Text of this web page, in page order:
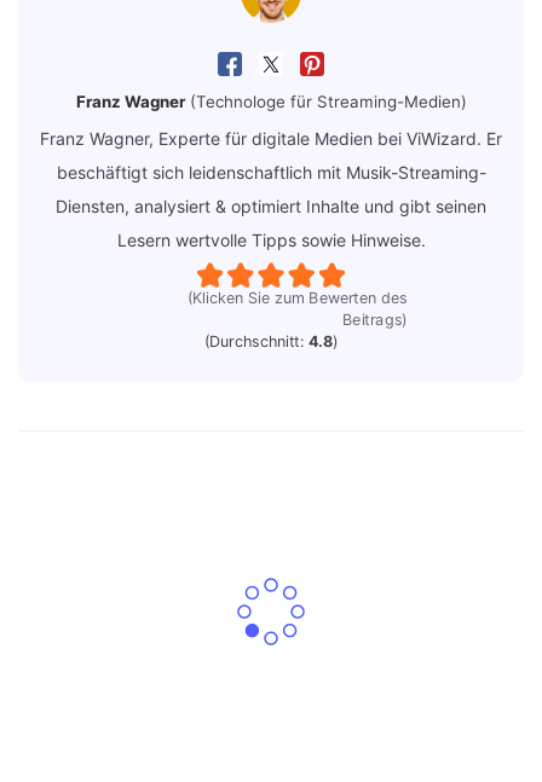
Franz Wagner (Technologe für Streaming-Medien)
Franz Wagner, Experte für digitale Medien bei ViWizard. Er
beschäftigt sich leidenschaftlich mit Musik-Streaming-
Diensten, analysiert & optimiert Inhalte und gibt seinen
Lesern wertvolle Tipps sowie Hinweise.
(Klicken Sie zum Bewerten des
Beitrags)
(Durchschnitt:4.8)